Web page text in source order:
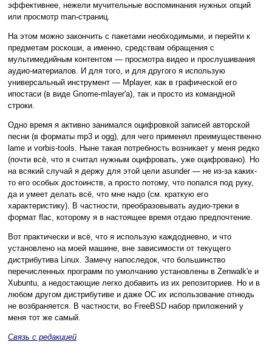
эффективнее, нежели мучительные воспоминания нужных опций
или просмотр man-страниц.
На этом можно закончить с пакетами необходимыми, и перейти к
предметам роскоши, а именно, средствам обращения с
мультимедийным контентом — просмотра видео и прослушивания
аудио-материалов. И для того, и для другого я использую
универсальный инструмент — Mplayer, как в графической его
ипостаси (в виде Gnome-mlayer'а), так и просто из командной
строки.
Одно время я активно занимался оцифровкой записей авторской
песни (в форматы mp3 и ogg), для чего применял преимущественно
lame и vorbis-tools. Ныне такая потребность возникает у меня редко
(почти всё, что я считал нужным оцифровать, уже оцифровано). Но
на всякий случай я держу для этой цели asunder — не из-за каких-
то его особых достоинств, а просто потому, что попался под руку,
да и умеет делать всё, что мне надо (см. краткую его
характеристику). В частности, преобразовывать аудио-треки в
формат flac, которому я в настоящее время отдаю предпочтение.
Вот практически и всё, что я использую каждодневно, и что
установлено на моей машине, вне зависимости от текущего
дистрибутива Linux. Замечу напоследок, что большинство
перечисленных программ по умолчанию установлены в Zenwalk'е и
Xubuntu, а недостающие легко добавить из их репозиториев. Но и в
любом другом дистрибутиве и даже ОС их использование отнюдь
не возбраняется. В частности, во FreeBSD набор приложений у
меня тот же самый.
Связь с редакцией